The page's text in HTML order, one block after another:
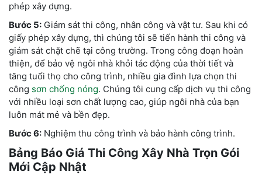
phép xây dựng.
Bước 5: Giám sát thi công, nhân công và vật tư. Sau khi có
giấy phép xây dựng, thì chúng tôi sẽ tiến hành thi công và
giám sát chặt chẽ tại công trường. Trong công đoạn hoàn
thiện, để bảo vệ ngôi nhà khỏi tác động của thời tiết và
tăng tuổi thọ cho công trình, nhiều gia đình lựa chọn thi
công sơn chống nóng. Chúng tôi cung cấp dịch vụ thi công
với nhiều loại sơn chất lượng cao, giúp ngôi nhà của bạn
luôn mát mẻ và bền đẹp.
Bước 6: Nghiệm thu công trình và bảo hành công trình.
Bảng Báo Giá Thi Công Xây Nhà Trọn Gói
Mới Cập Nhật